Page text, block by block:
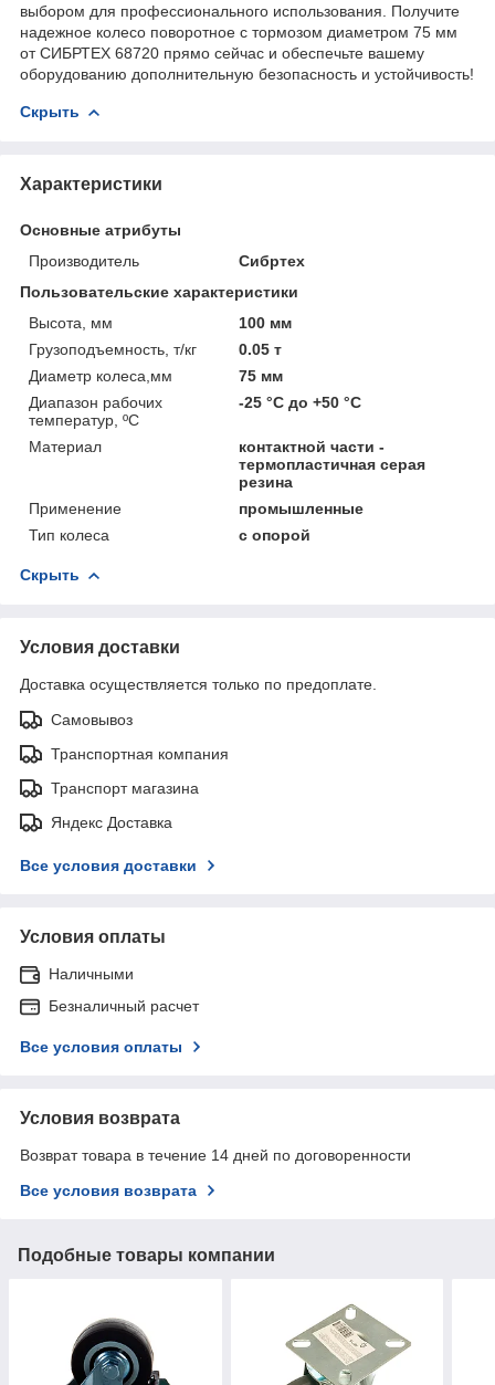
выбором для профессионального использования. Получите
надежное колесо поворотное с тормозом диаметром 75 мм
от СИБРТЕХ 68720 прямо сейчас и обеспечьте вашему
оборудованию дополнительную безопасность и устойчивость!
Скрыть
Характеристики
Основные атрибуты
Производитель
Сибртех
Пользовательские характеристики
Высота, мм
100 мм
Грузоподъемность, т/кг
0.05 т
Диаметр колеса,мм
75 мм
Диапазон рабочих
температур, ºС
-25 °С до +50 °С
Материал
контактной части -
термопластичная серая
резина
Применение
промышленные
Тип колеса
с опорой
Скрыть
Условия доставки
Доставка осуществляется только по предоплате.
Самовывоз
Транспортная компания
Транспорт магазина
Яндекс Доставка
Все условия доставки
Условия оплаты
Наличными
Безналичный расчет
Все условия оплаты
Условия возврата
Возврат товара в течение 14 дней по договоренности
Все условия возврата
Подобные товары компании